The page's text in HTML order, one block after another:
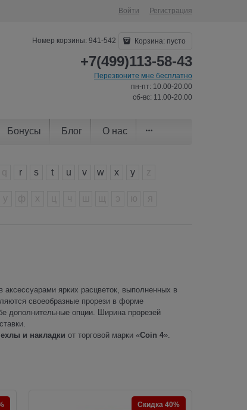
Войти Регистрация
Номер корзины: 941-542 Корзина: пусто
+7(499)113-58-43
Перезвоните мне бесплатно
пн-пт: 10.00-20.00
сб-вс: 11.00-20.00
Бонусы Блог О нас
r s t u v w x y
ярких расцветок, выполненных в
своеобразные прорези в форме
дополнительные опции. Ширина прорезей
и накладки от торговой марки «Coin 4».
Скидка 40%